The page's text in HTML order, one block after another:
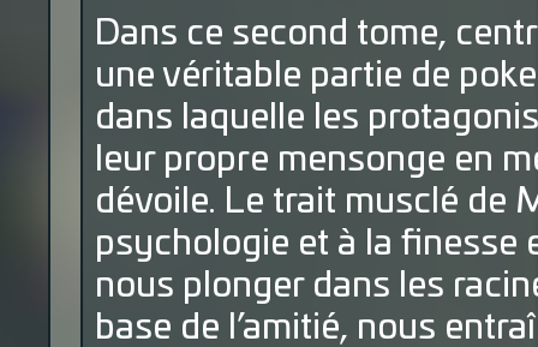
Dans ce second tome,
une véritable partie de
dans laquelle les
leur propre mensonge en
dévoile. Le trait musclé de
psychologie et à la finesse
nous plonger dans les
base de l’amitié, nous